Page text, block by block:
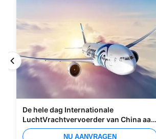
De hele dag Internationale
LuchtVrachtvervoerder van China aan
Manilla
NU AANVRAGEN